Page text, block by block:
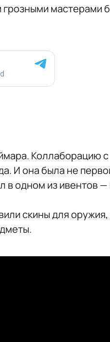
мастерами
Коллаборацию с
И она была не
в одном из ивентов —
скины для